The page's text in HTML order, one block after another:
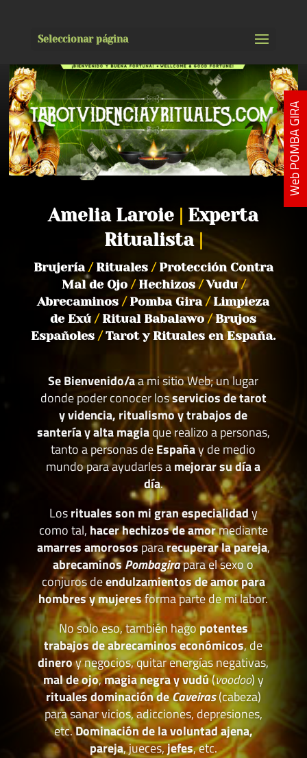
Seleccionar página
Amelia Laroie
Experta
Ritualista
Brujería /Rituales /Protección Contra
Mal de Ojo /Hechizos/Vudu/
Abrecaminos/Pomba Gira/Limpieza
de Exú/Ritual Babalawo/Brujos
Españoles/Tarot y Rituales en España.
Se Bienvenido/aa mi sitio Web; un lugar
donde poder conocer losservicios de tarot
y videncia, ritualismo y trabajos de
santería y alta magiaque realizo a personas,
tanto a personas deEspañay de medio
mundo para ayudarles amejorar su día a
día.
Losrituales son mi gran especialidady
como tal, hacer hechizos de amormediante
amarres amorosospararecuperar la pareja,
abrecaminosPombagirapara el sexo o
conjuros deendulzamientos de amor para
hombres y mujeresforma parte de mi labor.
No solo eso, también hagopotentes
trabajos de abrecaminos económicos, de
dineroy negocios, quitar energías negativas,
mal de ojo,magia negra y vudú(voodoo) y
rituales dominación deCaveiras(cabeza)
para sanar vicios, adicciones, depresiones,
etc.Dominación de la voluntad ajena,
pareja, jueces,jefes, etc.
Web POMBA GIRA